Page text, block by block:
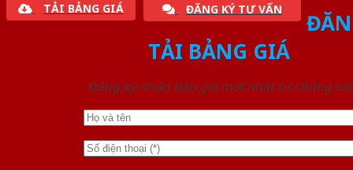
TẢI BẢNG GIÁ ĐĂNG KÝ TƯ VẤN
TẢI BẢNG GIÁ
Đăng ký nhận báo giá mới nhất từ chúng tôi